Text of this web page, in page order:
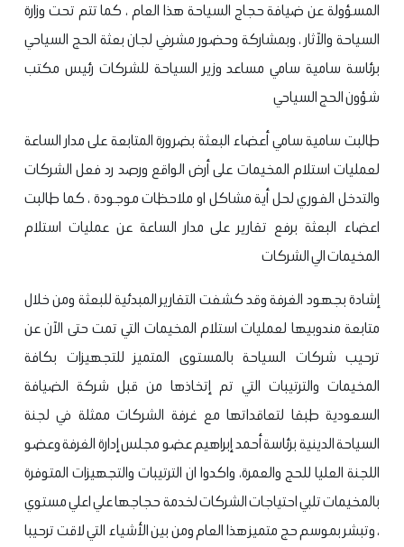
المسؤولة عن ضيافة حجاج السياحة هذا العام ، كما تتم تحت وزارة
السياحة والآثار ، وبمشاركة وحضور مشرفي لجان بعثة الحج السياحي
برئاسة سامية سامي مساعد وزير السياحة للشركات رئيس مكتب
شؤون الحج السياحي
طالبت سامية سامي أعضاء البعثة بضرورة المتابعة على مدار الساعة
لعمليات استلام المخيمات على أرض الواقع ورصد رد فعل الشركات
والتدخل الفوري لحل أية مشاكل او ملاحظات موجودة ، كما طالبت
اعضاء البعثة برفع تقارير على مدار الساعة عن عمليات استلام
المخيمات الي الشركات
إشادة بجهود الغرفةوقد كشفت التقارير المبدئية للبعثة ومن خلال
متابعة مندوبيها لعمليات استلام المخيمات التي تمت حتى الآن عن
ترحيب شركات السياحة بالمستوى المتميز للتجهيزات بكافة
المخيمات والترتيبات التي تم إتخاذها من قبل شركة الضيافة
السعودية طبقا لتعاقداتها مع غرفة الشركات ممثلة في لجنة
السياحة الدينية برئاسة أحمد إبراهيم عضو مجلس إدارة الغرفة وعضو
اللجنة العليا للحج والعمرة، واكدوا ان الترتيبات والتجهيزات المتوفرة
بالمخيمات تلبي احتياجات الشركات لخدمة حجاجها علي اعلي مستوي
، وتبشر بموسم حج متميز هذا العامومن بين الأشياء التي لاقت ترحيبا